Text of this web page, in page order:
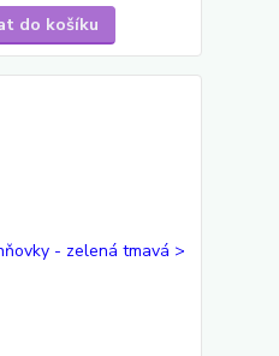
do košíku